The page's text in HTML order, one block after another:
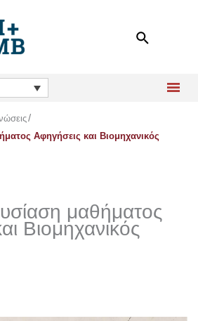
Αφηγήσεις και Βιομηχανικός
μαθήματος
Βιομηχανικός